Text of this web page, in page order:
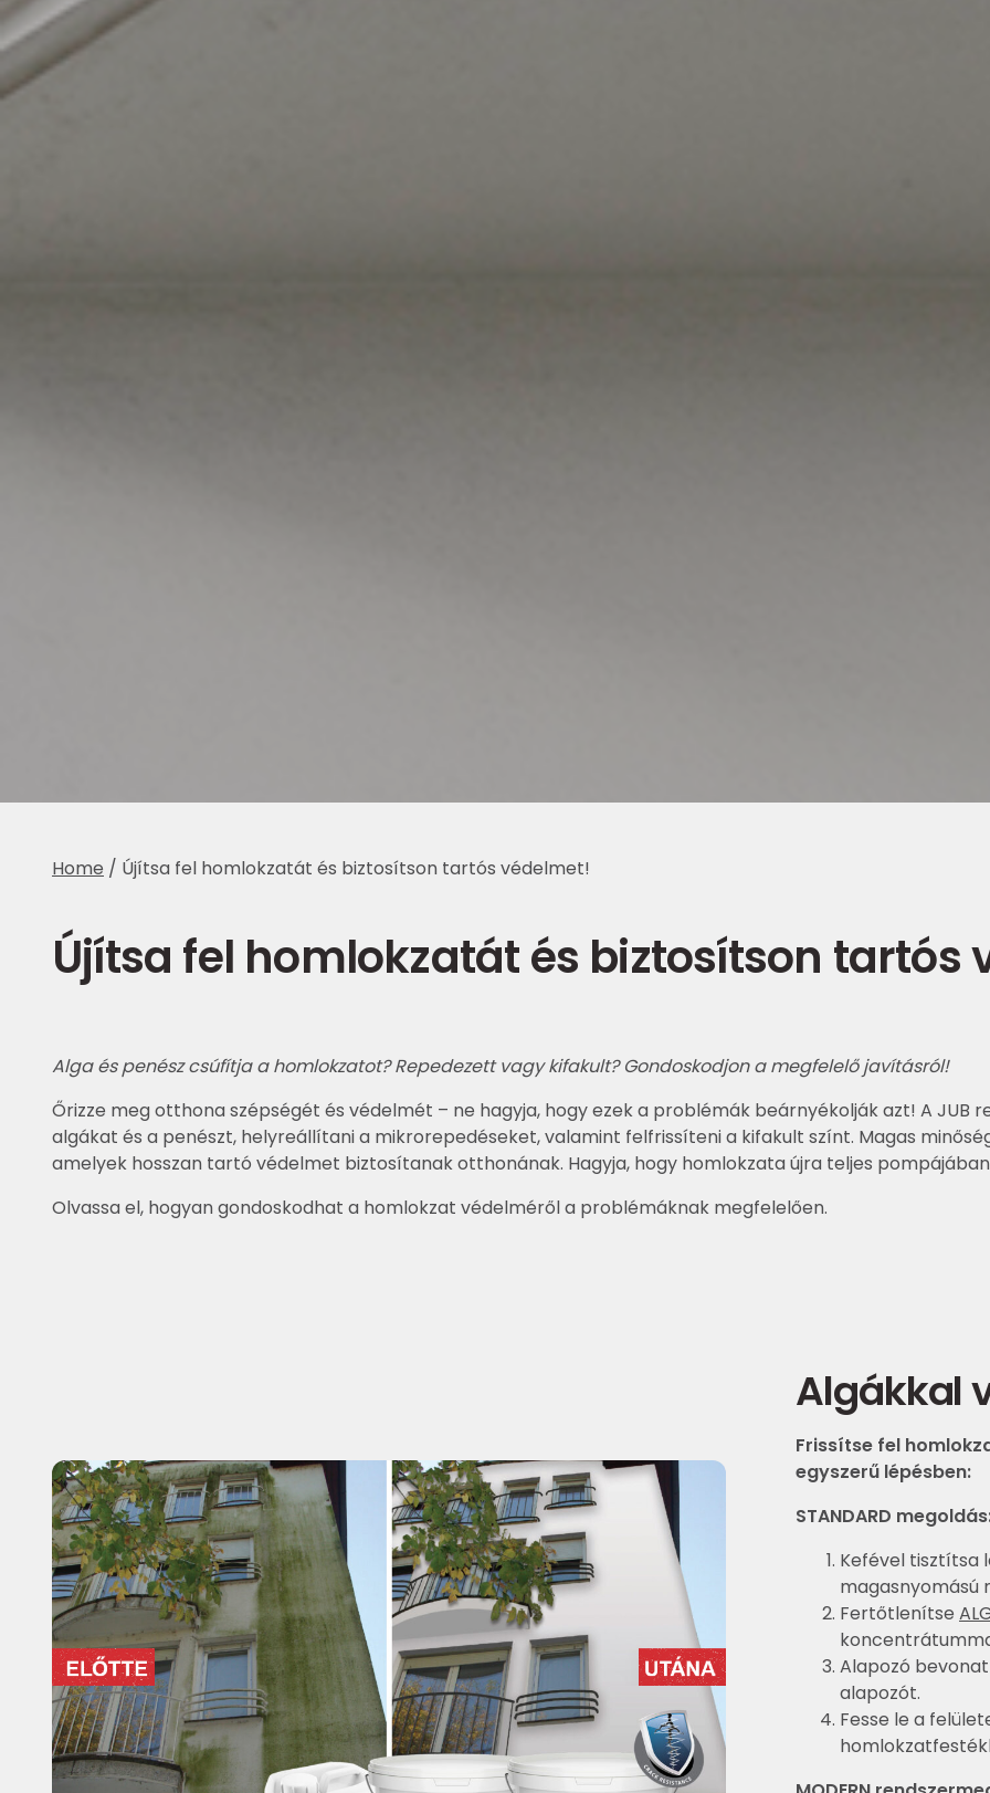
Home / Újítsa fel homlokzatát és biztosítson tartós védelmet!
Újítsa fel homlokzatát és biztosítson tartós
Alga és penész csúfítja a homlokzatot? Repedezett vagy kifakult? Gondoskodjon a megfelelő javításról!
Őrizze meg otthona szépségét és védelmét – ne hagyja, hogy ezek a problémák beárnyékolják azt! A JUB
algákat és a penészt, helyreállítani a mikrorepedéseket, valamint felfrissíteni a kifakult színt. Magas
amelyek hosszan tartó védelmet biztosítanak otthonának. Hagyja, hogy homlokzata újra teljes
Olvassa el, hogyan gondoskodhat a homlokzat védelméről a problémáknak megfelelően.
Algákkal
Frissítse fel
egyszerű lépésben:
STANDARD
Kefével tisztítsa
magasnyomású
Fertőtlenítse
Alapozó
alapozót.
Fesse le a